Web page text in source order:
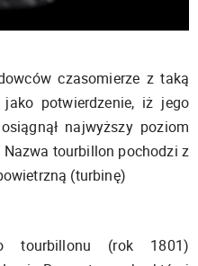
czasomierze z taką
potwierdzenie, iż jego
najwyższy poziom
tourbillon pochodzi z
(turbinę)
tourbillonu (rok 1801)